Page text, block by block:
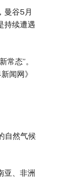
曼谷5月
持续遭遇
态”。
闻网》
自然气候
、非洲